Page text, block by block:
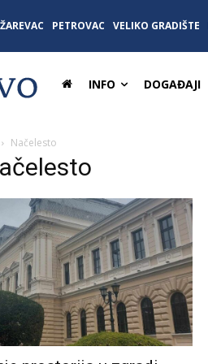
PETROVAC VELIKO GRADIŠTE
INFO DOGAĐAJI
Načelesto